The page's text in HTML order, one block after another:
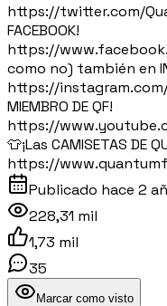
https://twitter.com/
FACEBOOK!
https://
como no) también en
https://instagram.com/
MIEMBRO DE QF!
https://
👕¡Las CAMISETAS DE
https://
Publicado hace 2
228,31 mil
1,73 mil
35
Marcar como visto